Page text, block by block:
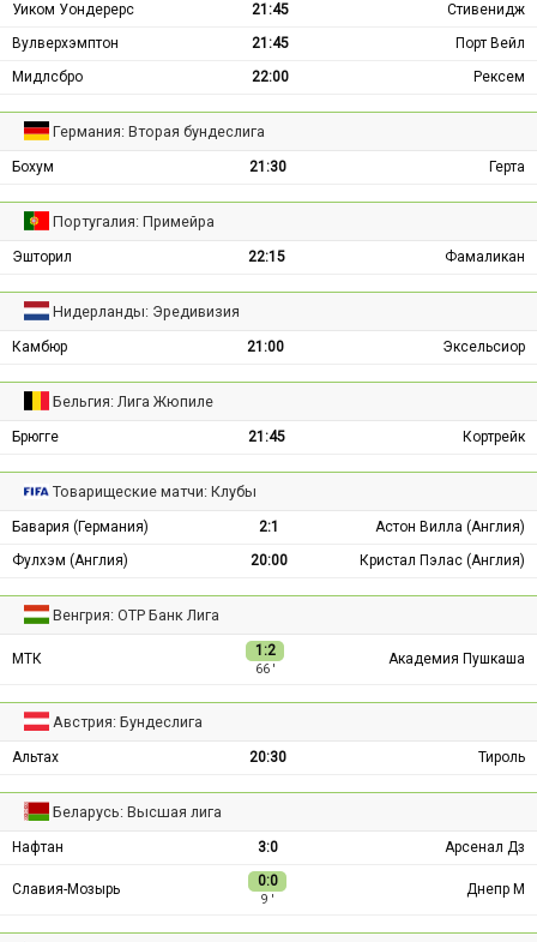
Уиком Уондерерс 21:45
Стивенидж
Вулверхэмптон
21:45
Порт Вейл
Мидлсбро
22:00 Рексем
Германия: Вторая бундеслига
Бохум 21:30 Герта
Португалия: Примейра
Эшторил 22:15 Фамаликан
Нидерланды: Эредивизия
Камбюр 21:00 Эксельсиор
Бельгия: Лига Жюпиле
Брюгге 21:45 Кортрейк
Товарищеские матчи: Клубы
Бавария (Германия) 2:1
Астон Вилла (Англия)
Фулхэм (Англия)
20:00 Кристал Пэлас (Англия)
Венгрия: ОТР Банк Лига
МТК 1:2
66 ′
Академия Пушкаша
Австрия: Бундеслига
Альтах 20:30 Тироль
Беларусь: Высшая лига
Нафтан 3:0 Арсенал Дз
Славия-Мозырь 0:0
9 ′
Днепр М